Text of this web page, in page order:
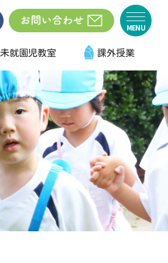
未就園児教室 課外授業